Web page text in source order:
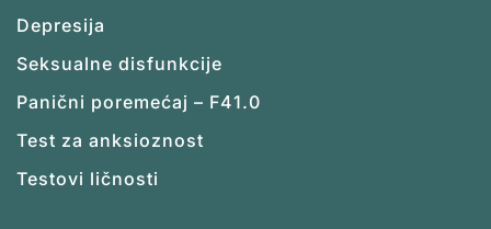
Depresija
Seksualne disfunkcije
Panični poremećaj – F41.0
Test za anksioznost
Testovi ličnosti